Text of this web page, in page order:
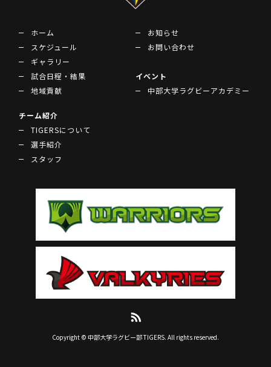
ホーム
スケジュール
ギャラリー
試合日程・結果
地域貢献
お知らせ
お問い合わせ
イベント
中部大学ラグビーアカデミー
チーム紹介
TIGERSについて
選手紹介
スタッフ
Copyright © 中部大学ラグビー部 TIGERS. All rights reserved.